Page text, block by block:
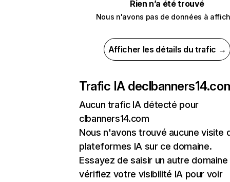
Rien n’a été trouvé
Nous n'avons pas de données à
Afficher les détails du trafic →
Trafic IA de
Aucun trafic IA détecté pour
clbanners14.com
Nous n'avons trouvé aucune visite
plateformes IA sur ce domaine.
Essayez de saisir un autre domaine
vérifiez votre visibilité IA pour voir